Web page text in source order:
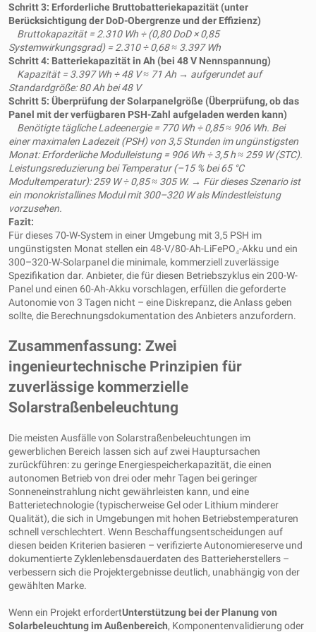
Schritt 3: Erforderliche Bruttobatteriekapazität (unter
Berücksichtigung der DoD-Obergrenze und der Effizienz)
Bruttokapazität = 2.310 Wh ÷ (0,80 DoD × 0,85
Systemwirkungsgrad) = 2.310 ÷ 0,68 ≈ 3.397 Wh
Schritt 4: Batteriekapazität in Ah (bei 48 V Nennspannung)
Kapazität = 3.397 Wh ÷ 48 V ≈ 71 Ah → aufgerundet auf
Standardgröße: 80 Ah bei 48 V
Schritt 5: Überprüfung der Solarpanelgröße (Überprüfung, ob das
Panel mit der verfügbaren PSH-Zahl aufgeladen werden kann)
Benötigte tägliche Ladeenergie = 770 Wh ÷ 0,85 ≈ 906 Wh. Bei
einer maximalen Ladezeit (PSH) von 3,5 Stunden im ungünstigsten
Monat: Erforderliche Modulleistung = 906 Wh ÷ 3,5 h ≈ 259 W (STC).
Leistungsreduzierung bei Temperatur (–15 % bei 65 °C
Modultemperatur): 259 W ÷ 0,85 ≈ 305 W. → Für dieses Szenario ist
ein monokristallines Modul mit 300–320 W als Mindestleistung
vorzusehen.
Fazit:
Für dieses 70-W-System in einer Umgebung mit 3,5 PSH im
ungünstigsten Monat stellen ein 48-V/80-Ah-LiFePO₄-Akku und ein
300–320-W-Solarpanel die minimale, kommerziell zuverlässige
Spezifikation dar. Anbieter, die für diesen Betriebszyklus ein 200-W-
Panel und einen 60-Ah-Akku vorschlagen, erfüllen die geforderte
Autonomie von 3 Tagen nicht – eine Diskrepanz, die Anlass geben
sollte, die Berechnungsdokumentation des Anbieters anzufordern.
Zusammenfassung: Zwei
ingenieurtechnische Prinzipien für
zuverlässige kommerzielle
Solarstraßenbeleuchtung
Die meisten Ausfälle von Solarstraßenbeleuchtungen im
gewerblichen Bereich lassen sich auf zwei Hauptursachen
zurückführen: zu geringe Energiespeicherkapazität, die einen
autonomen Betrieb von drei oder mehr Tagen bei geringer
Sonneneinstrahlung nicht gewährleisten kann, und eine
Batterietechnologie (typischerweise Gel oder Lithium minderer
Qualität), die sich in Umgebungen mit hohen Betriebstemperaturen
schnell verschlechtert. Wenn Beschaffungsentscheidungen auf
diesen beiden Kriterien basieren – verifizierte Autonomiereserve und
dokumentierte Zyklenlebensdauerdaten des Batterieherstellers –
verbessern sich die Projektergebnisse deutlich, unabhängig von der
gewählten Marke.
Wenn ein Projekt erfordertUnterstützung bei der Planung von
Solarbeleuchtung im Außenbereich, Komponentenvalidierung oder